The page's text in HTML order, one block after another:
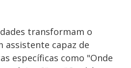
transformam o
assistente capaz de
específicas como "Onde